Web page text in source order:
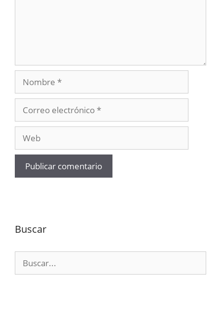
Nombre
electrónico
Buscar